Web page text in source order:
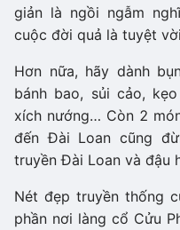
giản là ngồi ngẫm
cuộc đời quả là tuyệt
Hơn nữa, hãy dành
bánh bao, sủi cảo,
xích nướng… Còn 2
đến Đài Loan cũng
truyền Đài Loan và đậu
Nét đẹp truyền thống
phần nơi làng cổ Cửu